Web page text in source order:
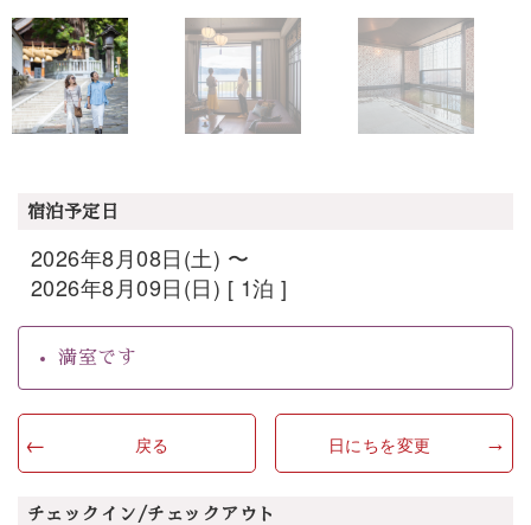
宿泊予定日
2026年8月08日(土) 〜
2026年8月09日(日) [ 1泊 ]
満室です
戻る 日にちを変更
チェックイン/チェックアウト